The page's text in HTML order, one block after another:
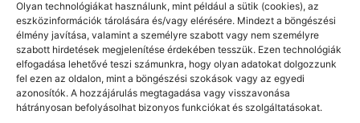
Olyan technológiákat használunk, mint például a sütik (cookies), az
eszközinformációk tárolására és/vagy elérésére. Mindezt a böngészési
élmény javítása, valamint a személyre szabott vagy nem személyre
szabott hirdetések megjelenítése érdekében tesszük. Ezen technológiák
elfogadása lehetővé teszi számunkra, hogy olyan adatokat dolgozzunk
fel ezen az oldalon, mint a böngészési szokások vagy az egyedi
azonosítók. A hozzájárulás megtagadása vagy visszavonása
hátrányosan befolyásolhat bizonyos funkciókat és szolgáltatásokat.
Korrekt Ügyintézés